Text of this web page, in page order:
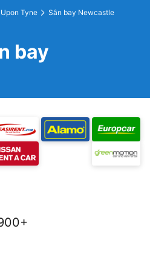
Tyne
Sân bay Newcastle
bay